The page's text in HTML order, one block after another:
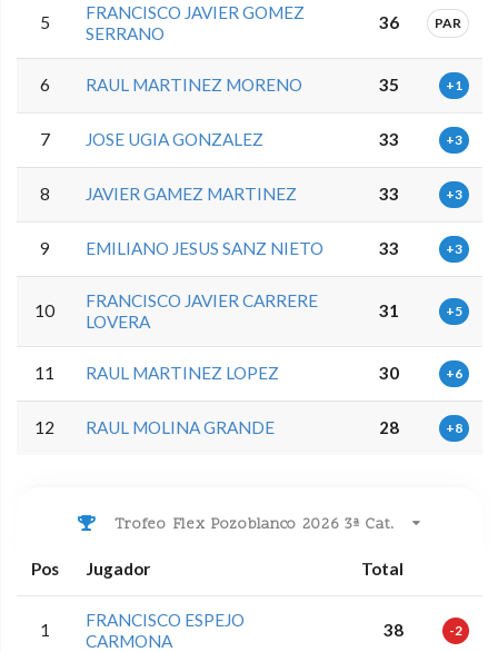
5
FRANCISCO JAVIER GOMEZ
SERRANO
36 PAR
6 RAUL MARTINEZ MORENO 35 +1
7 JOSE UGIA GONZALEZ 33 +3
8 JAVIER GAMEZ MARTINEZ 33 +3
9 EMILIANO JESUS SANZ NIETO 33 +3
10
FRANCISCO JAVIER CARRERE
LOVERA
31 +5
11 RAUL MARTINEZ LOPEZ 30 +6
12 RAUL MOLINA GRANDE 28 +8
Trofeo Flex Pozoblanco 2026 3ª Cat.
Pos Jugador Total
1
FRANCISCO ESPEJO
CARMONA
38 -2